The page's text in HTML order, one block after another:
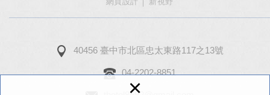
×
40456 臺中市北區忠太東路117之13號
04-2202-8851